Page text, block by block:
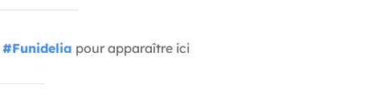
#Funidelia pour apparaître ici